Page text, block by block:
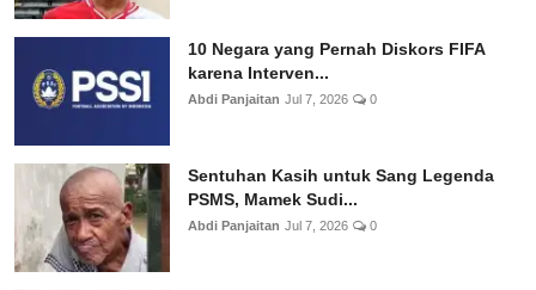
10 Negara yang Pernah Diskors FIFA
karena Interven...
Abdi Panjaitan Jul 7, 2026 0
Sentuhan Kasih untuk Sang Legenda
PSMS, Mamek Sudi...
Abdi Panjaitan Jul 7, 2026 0